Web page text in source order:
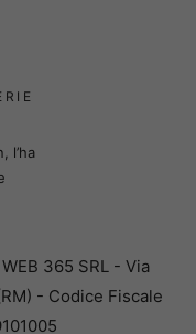
l’ha
365 SRL - Via
- Codice Fiscale